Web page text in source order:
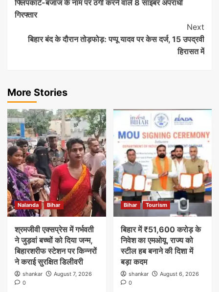
Navigation
फ्लिपकार्ट-बजाज के नाम पर ठगी करने वाले 8 साइबर अपराधी
गिरफ्तार
Next
बिहार बंद के दौरान तोड़फोड़: पप्पू यादव पर केस दर्ज, 15 उपद्रवी
हिरासत में
More Stories
Nalanda Bihar
श्रमजीवी एक्सप्रेस में गर्भवती
ने जुड़वां बच्चों को दिया जन्म,
बिहारशरीफ स्टेशन पर किन्नरों
ने कराई सुरक्षित डिलीवरी
shankar
August 7, 2026
0
Bihar Tourism
बिहार में ₹51,600 करोड़ के
निवेश का एमओयू, राज्य को
स्टील हब बनाने की दिशा में
बड़ा कदम
shankar
August 6, 2026
0